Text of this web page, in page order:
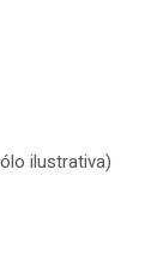
ilustrativa)